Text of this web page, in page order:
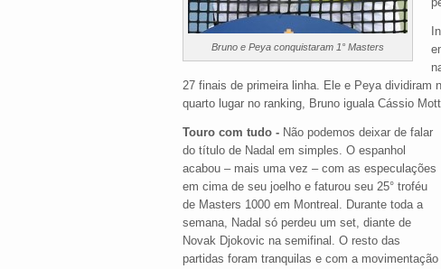
Bruno e Peya conquistaram 1° Masters
27 finais de primeira linha. Ele e Peya dividiram
quarto lugar no ranking, Bruno iguala Cássio
Touro com tudo - Não podemos deixar de falar
do título de Nadal em simples. O espanhol
acabou – mais uma vez – com as especulações
em cima de seu joelho e faturou seu 25° troféu
de Masters 1000 em Montreal. Durante toda a
semana, Nadal só perdeu um set, diante de
Novak Djokovic na semifinal. O resto das
partidas foram tranquilas e com a movimentação